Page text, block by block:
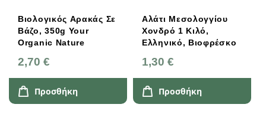
Βιολογικός Αρακάς Σε
Βάζο, 350g Your
Organic Nature
2,70 €
Προσθήκη
Αλάτι Μεσολογγίου
Χονδρό 1 Κιλό,
Ελληνικό, Βιοφρέσκο
1,30 €
Προσθήκη